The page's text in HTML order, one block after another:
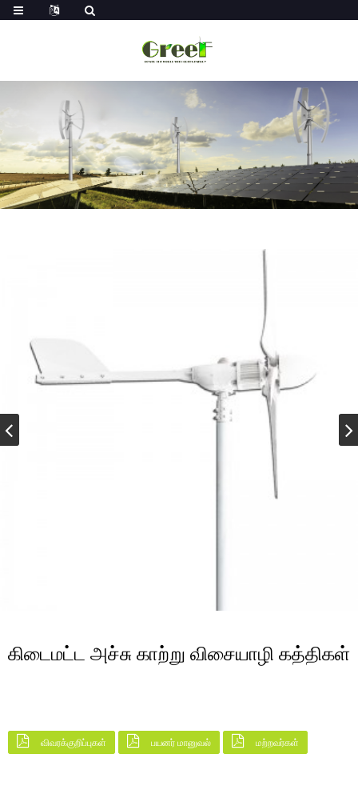
கிடைமட்ட அச்சு காற்று விசையாழி கத்திகள்
விவரக்குறிப்புகள் பயனர் மானுவல் மற்றவர்கள்